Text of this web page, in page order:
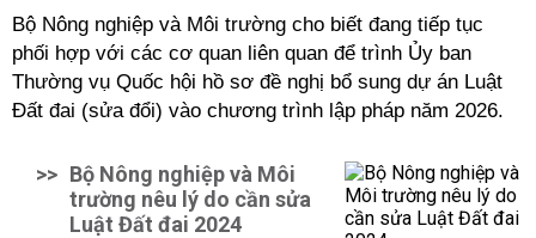
Bộ Nông nghiệp và Môi trường cho biết đang tiếp tục
phối hợp với các cơ quan liên quan để trình Ủy ban
Thường vụ Quốc hội hồ sơ đề nghị bổ sung dự án Luật
Đất đai (sửa đổi) vào chương trình lập pháp năm 2026.
>> Bộ Nông nghiệp và Môi
trường nêu lý do cần sửa
Luật Đất đai 2024